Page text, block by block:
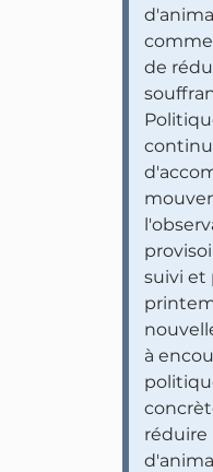
de
suivi et
à
réduire